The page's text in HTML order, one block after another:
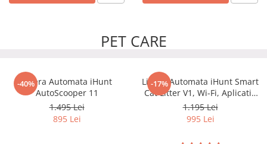
PET CARE
-40%
Litiera Automata iHunt
AutoScooper 11
1.495 Lei
895 Lei
-17%
Litiera Automata iHunt Smart
Cat Litter V1, Wi-Fi, Aplicatie
Smart
1.195 Lei
995 Lei